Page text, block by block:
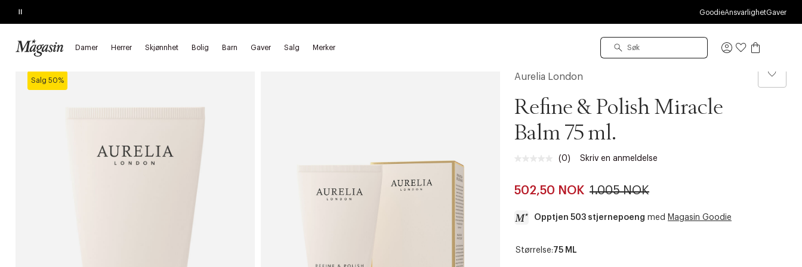
Pause GoodieAnsvarlighetGaver
Damer Herrer Skjønnhet Bolig Barn Gaver Salg Merker
Logg
SLUTTER I KVELD
Forside Skjønnhet Hudpleie Ansiktspleie Ansiktsrens Rensebalm
Salg 50% Aurelia London
Refine & Polish Miracle
Balm 75 ml.
Ingen
sidelenke.
(0) Skriv en anmeldelse
502,50 NOK 1.005 NOK
Opptjen 503 stjernepoeng med Magasin Goodie
a
Størrelse: 75 ML